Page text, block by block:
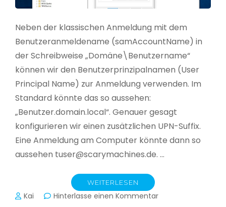
Neben der klassischen Anmeldung mit dem
Benutzeranmeldename (samAccountName) in
der Schreibweise „Domäne\Benutzername“
können wir den Benutzerprinzipalnamen (User
Principal Name) zur Anmeldung verwenden. Im
Standard könnte das so aussehen:
„Benutzer.domain.local“. Genauer gesagt
konfigurieren wir einen zusätzlichen UPN-Suffix.
Eine Anmeldung am Computer könnte dann so
aussehen tuser@scarymachines.de. …
WEITERLESEN
Kai Hinterlasse einen Kommentarzu